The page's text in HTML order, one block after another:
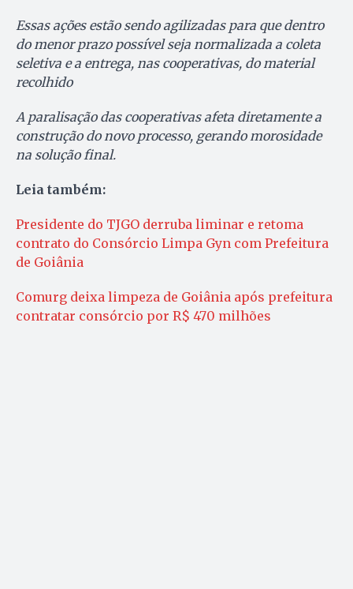
Essas ações estão sendo agilizadas para que dentro
do menor prazo possível seja normalizada a coleta
seletiva e a entrega, nas cooperativas, do material
recolhido
A paralisação das cooperativas afeta diretamente a
construção do novo processo, gerando morosidade
na solução final.
Leia também:
Presidente do TJGO derruba liminar e retoma
contrato do Consórcio Limpa Gyn com Prefeitura
de Goiânia
Comurg deixa limpeza de Goiânia após prefeitura
contratar consórcio por R$ 470 milhões